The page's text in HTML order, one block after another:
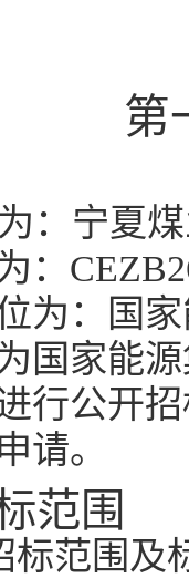
第
：宁夏
：
为：国
国家能
行公开
请。
范围
标范围及